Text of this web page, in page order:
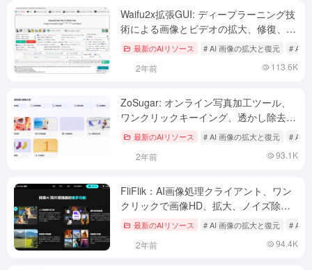
Waifu2x拡張GUI: ディープラーニング技
術による画像とビデオの拡大、修復、補
間 (Windows x64)
最新のAIリソース # AI 画像の拡大と復元 # AI
2年前 113.6K
ZoSugar: オンライン写真加工ツール、
ワンクリックキーイング、透かし除去、
写真修復、ポートレート編集
最新のAIリソース # AI 画像の拡大と復元 # AI
2年前 93.1K
FliFlik：AI画像処理クライアント、ワン
クリックで画像HD、拡大、ノイズ除
去、透かし除去が可能
最新のAIリソース # AI 画像の拡大と復元 # AI
2年前 94.4K